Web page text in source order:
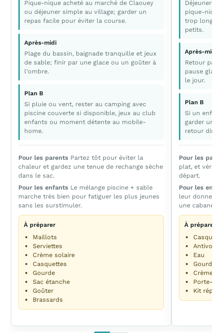
Pique-nique acheté au marché de Claouey
ou déjeuner simple au village; garder un
repas facile pour éviter la course.
Après-midi
Plage du bassin, baignade tranquille et jeux
de sable; finir par une glace ou un goûter à
l’ombre.
Plan B
Si pluie ou vent, rester au camping avec
piscine couverte si disponible, jeux au club
enfants ou moment détente au mobile-
home.
Pour les parents Partez tôt pour éviter la
chaleur et gardez une tenue de rechange sèche
dans le sac.
Pour les enfants Le mélange piscine + sable
marche très bien pour fatiguer les plus jeunes
sans les surstimuler.
À préparer
Maillots
Serviettes
Crème solaire
Casquettes
Gourde
Sac étanche
Goûter
Brassards
Déjeuner
pique-
trop long
petits.
Après-midi
Retour par
pause
le jour.
Plan B
Si un
garder une
retour
Pour les
plat, et
départ.
Pour les
leur donne
une cabane,
À préparer
Casques
Antivol
Eau
Gourde
Crème
Porte-
Kit